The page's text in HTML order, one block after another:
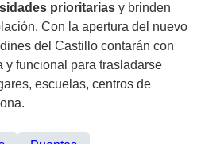
prioritarias y brinden
Con la apertura del nuevo
del Castillo contarán con
y funcional para trasladarse
escuelas, centros de